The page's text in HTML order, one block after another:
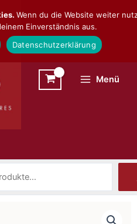
Menü
Wenn du die Website weiter
Einverständnis aus.
Datenschutzerklärung